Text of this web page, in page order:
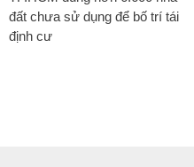
đất chưa sử dụng để bố trí tái
định cư